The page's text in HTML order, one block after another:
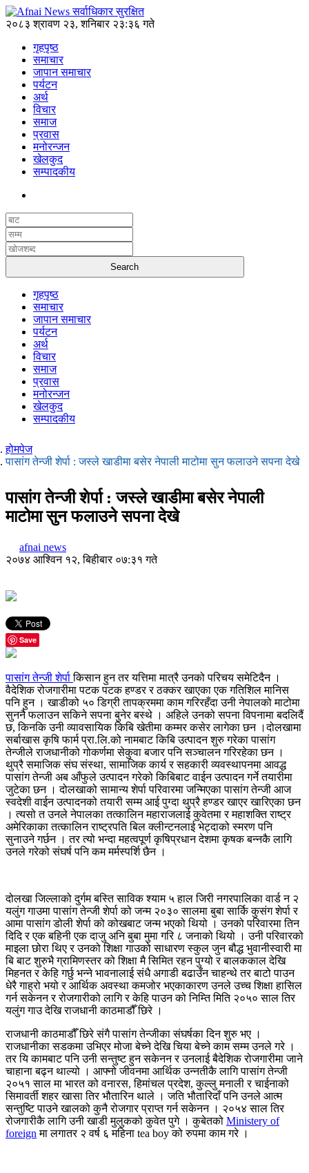
२०८३ श्रावण २३, शनिबार २३:३६ गते
गृहपृष्ठ
समाचार
जापान समाचार
पर्यटन
अर्थ
विचार
समाज
प्रवास
मनोरन्जन
खेलकुद
सम्पादकीय
गृहपृष्ठ
समाचार
जापान समाचार
पर्यटन
अर्थ
विचार
समाज
प्रवास
मनोरन्जन
खेलकुद
सम्पादकीय
होमपेज
पासांग तेन्जी शेर्पा : जस्ले खाडीमा बसेर नेपाली माटोमा सुन फलाउने सपना देखे
पासांग तेन्जी शेर्पा : जस्ले खाडीमा बसेर नेपाली
माटोमा सुन फलाउने सपना देखे
afnai news
२०७४ आश्विन १२, बिहीबार ०७:३१ गते
Save
पासांग तेन्जी शेर्पाकिसान हुन तर यत्तिमा मात्रै उनको परिचय समेटिदैन ।
वैदेशिक रोजगारीमा पटक पटक हण्डर र ठक्कर खाएका एक गतिशिल मानिस
पनि हुन । खाडीको ५० डिग्री तापक्रममा काम गरिरहँदा उनी नेपालको माटोमा
सुननै फलाउन सकिने सपना बुनेर बस्थे । अहिले उनको सपना विपनामा बदलिदैं
छ, किनकि उनी व्यावसायिक किबि खेतीमा कम्मर कसेर लागेका छन ।दोलखामा
सर्बाखास कृषि फार्म प्रा.लि.को नामबाट किबि उत्पादन शुरु गरेका पासांग
तेन्जीले राजधानीको गोकर्णमा सेकुवा बजार पनि सञ्चालन गरिरहेका छन ।
थुप्रै समाजिक संघ संस्था, सामाजिक कार्य र सहकारी व्यवस्थापनमा आवद्ध
पासांग तेन्जी अब आँफुले उत्पादन गरेको किबिबाट वाईन उत्पादन गर्ने तयारीमा
जुटेका छन । दोलखाको सामान्य शेर्पा परिवारमा जन्मिएका पासांग तेन्जी आज
स्वदेशी वाईन उत्पादनको तयारी सम्म आई पुग्दा थुप्रै हण्डर खाएर खारिएका छन
। त्यसो त उनले नेपालका तत्कालिन महाराजलाई कुवेतमा र महाशक्ति राष्ट्र
अमेरिकाका तत्कालिन राष्ट्रपति बिल क्लीन्टनलाई भेट्दाको स्मरण पनि
सुनाउने गर्छन । तर त्यो भन्दा महत्वपूर्ण कृषिप्रधान देशमा कृषक बन्नकै लागि
उनले गरेको संघर्ष पनि कम मर्मस्पर्शि छैन ।
दोलखा जिल्लाको दुर्गम बस्ति साविक श्याम ५ हाल जिरी नगरपालिका वार्ड न २
यलुंग गाउमा पासांग तेन्जी शेर्पा को जन्म २०३० सालमा बुबा सार्कि कुसंग शेर्पा र
आमा पासांग डोली शेर्पा को कोखबाट जन्म भएको थियो । उनको परिवारमा तिन
दिदि र एक बहिनी एक दाजु अनि बुबा मुमा गरि ८ जनाको थियो । उनी परिवारको
माइला छोरा थिए र उनको शिक्षा गाउको साधारण स्कुल जुन बौद्ध भुवानीस्वारी मा
बि बाट शुरुभै ग्रामिणस्तर को शिक्षा मै सिमित रहन पुग्यो र बालककाल देखि
मिहनत र केहि गर्छु भन्ने भावनालाई संधै अगाडी बढाउँन चाहन्थे तर बाटो पाउन
धेरै गाह्रो भयो र आर्थिक अवस्था कमजोर भएकाकारण उनले उच्च शिक्षा हासिल
गर्न सकेनन र रोजगारीको लागि र केहि पाउन को निम्ति मिति २०५० साल तिर
यलुंग गाउ देखि राजधानी काठमाडौँ छिरे ।
राजधानी काठमाडौँ छिरे संगै पासांग तेन्जीका संघर्षका दिन शुरु भए ।
राजधानीका सडकमा उभिएर मोजा बेच्ने देखि चिया बेच्ने काम सम्म उनले गरे ।
तर यि कामबाट पनि उनी सन्तुष्ट हुन सकेनन र उनलाई बैदेशिक रोजगारीमा जाने
चाहाना बढ्न थाल्यो । आफ्नो जीवनमा आर्थिक उन्नतीकै लागि पासांग तेन्जी
२०५१ साल मा भारत को वनारस, हिमांचल प्रदेश, कुल्लु मनाली र चाईनाको
सिमावर्ती शहर खासा तिर भौतारिन थाले । जति भौतारिदाँ पनि उनले आत्म
सन्तुष्टि पाउने खालको कुनै रोजगार प्राप्त गर्न सकेनन । २०५४ साल तिर
रोजगारीकै लागि उनी खाडी मुलुकको कुवेत पुगे । कुबेतको Ministery of
foreign मा लगातर २ वर्ष ६ महिना tea boy को रुपमा काम गरे ।